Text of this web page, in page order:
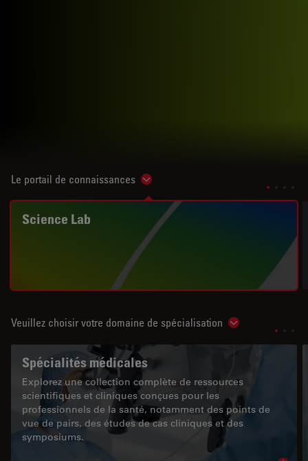
Le portail de connaissances Show subnavigation
Science Lab
Veuillez choisir votre domaine de spécialisation Show
Spécialités médicales
Explorez une collection complète de ressources
scientifiques et cliniques conçues pour les
professionnels de la santé, notamment des points de
vue de pairs, des études de cas cliniques et des
symposiums.